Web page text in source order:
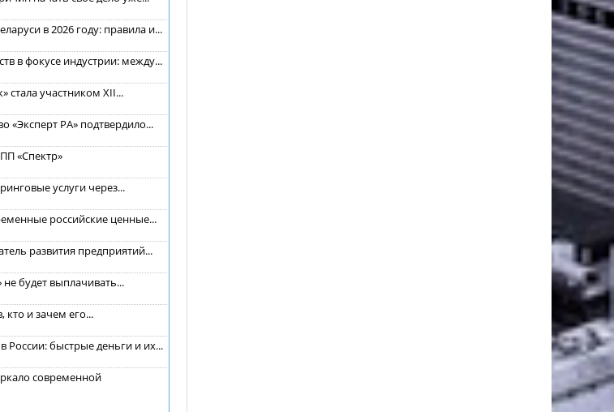
в 2026 году: правила и...
в фокусе индустрии: между...
стала участником XII...
«Эксперт РА» подтвердило...
«Спектр»
услуги через...
российские ценные...
развития предприятий...
будет выплачивать...
кто и зачем его...
России: быстрые деньги и их...
современной